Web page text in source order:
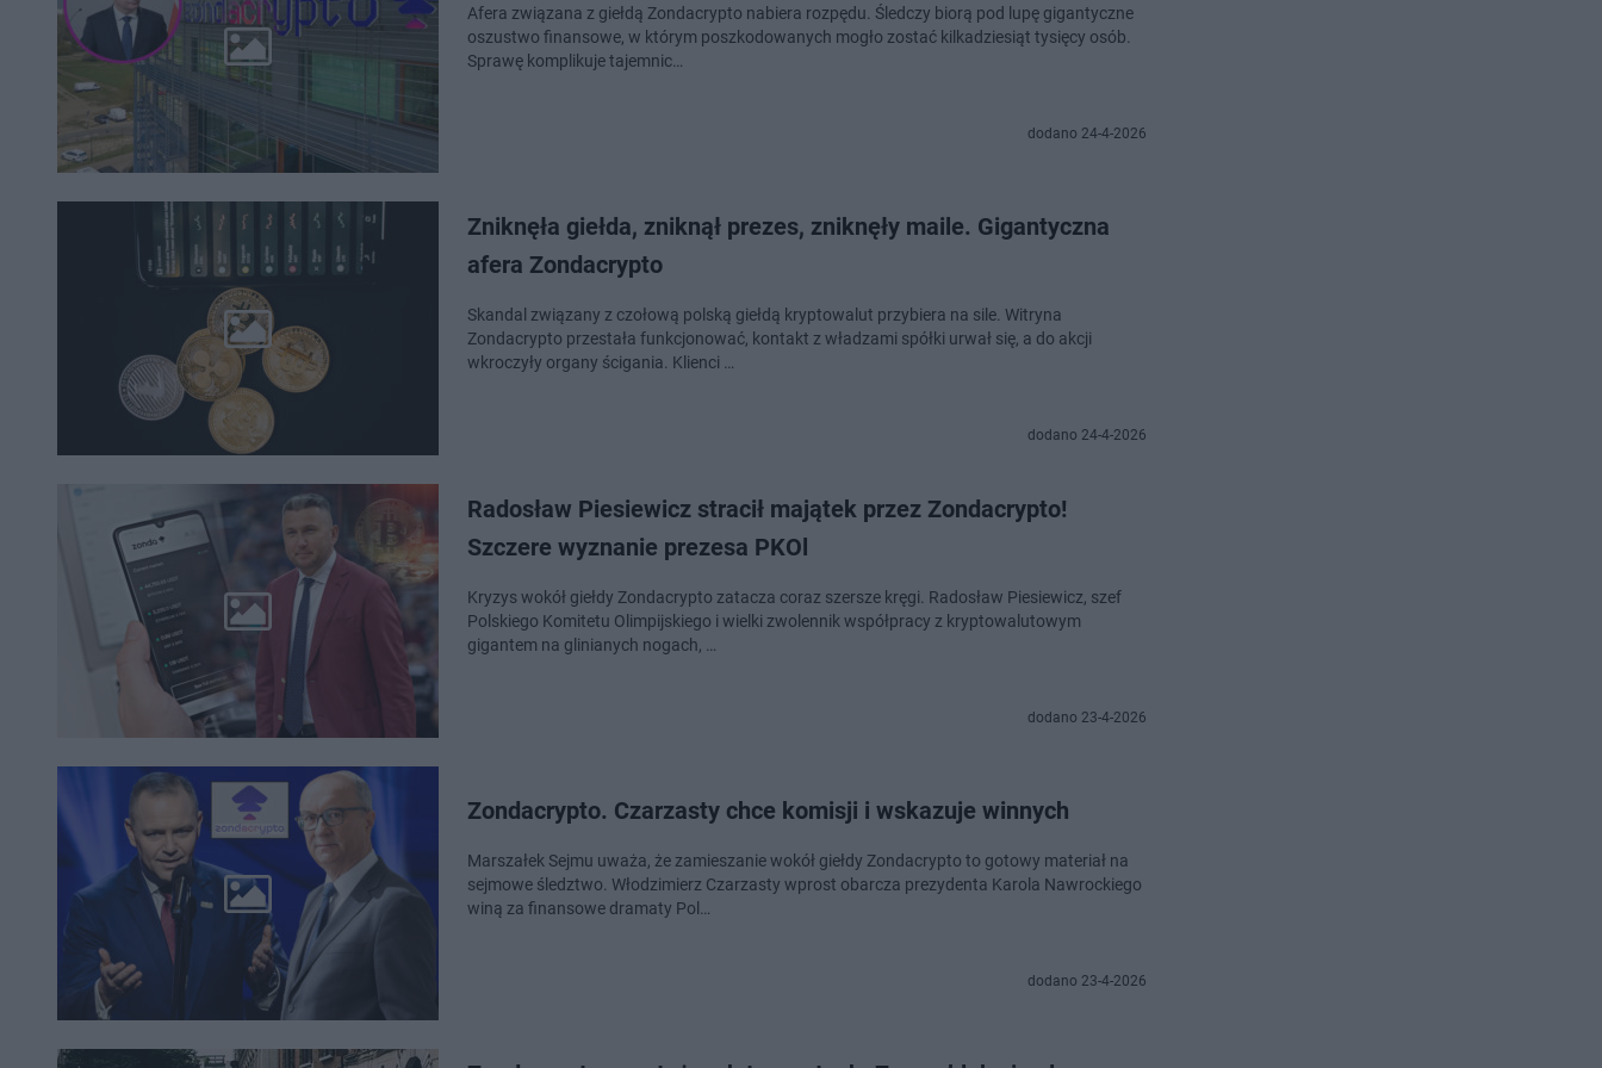
Afera związana z giełdą Zondacrypto nabiera rozpędu. Śledczy biorą pod lupę gigantyczne
oszustwo finansowe, w którym poszkodowanych mogło zostać kilkadziesiąt tysięcy osób.
Sprawę komplikuje tajemnic…
dodano 24-4-2026
Zniknęła giełda, zniknął prezes, zniknęły maile. Gigantyczna
afera Zondacrypto
Skandal związany z czołową polską giełdą kryptowalut przybiera na sile. Witryna
Zondacrypto przestała funkcjonować, kontakt z władzami spółki urwał się, a do akcji
wkroczyły organy ścigania. Klienci …
dodano 24-4-2026
Radosław Piesiewicz stracił majątek przez Zondacrypto!
Szczere wyznanie prezesa PKOl
Kryzys wokół giełdy Zondacrypto zatacza coraz szersze kręgi. Radosław Piesiewicz, szef
Polskiego Komitetu Olimpijskiego i wielki zwolennik współpracy z kryptowalutowym
gigantem na glinianych nogach, …
dodano 23-4-2026
Zondacrypto. Czarzasty chce komisji i wskazuje winnych
Marszałek Sejmu uważa, że zamieszanie wokół giełdy Zondacrypto to gotowy materiał na
sejmowe śledztwo. Włodzimierz Czarzasty wprost obarcza prezydenta Karola Nawrockiego
winą za finansowe dramaty Pol…
dodano 23-4-2026